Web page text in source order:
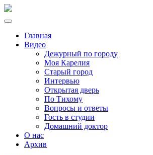
Главная
Видео
Дежурный по городу
Моя Карелия
Старый город
Интервью
Открытая дверь
По Тихому
Вопросы и ответы
Гость в студии
Домашний доктор
О нас
Архив